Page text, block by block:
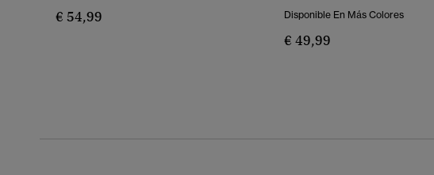
€ 54,99 Disponible En Más Colores
€ 49,99